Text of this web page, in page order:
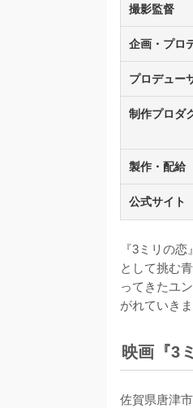
撮影監督
企画・プロ
プロデュー
制作プロダ
製作・配給
公式サイト
『3ミリの
として挑む
ってきたユ
がれていきま
映画『3
佐賀県唐津